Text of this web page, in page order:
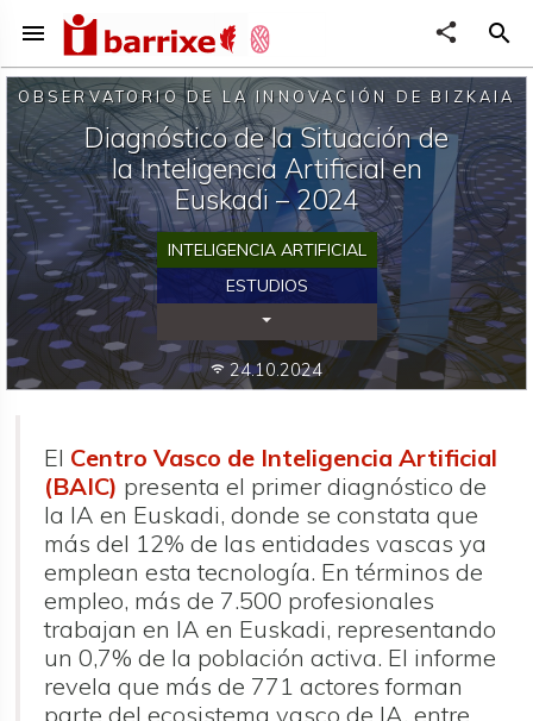
menu share search
OBSERVATORIO DE LA INNOVACIÓN DE BIZKAIA
Diagnóstico de la Situación de
la Inteligencia Artificial en
Euskadi – 2024
INTELIGENCIA ARTIFICIAL
ESTUDIOS
Desplegar Categorías
wifi 24.10.2024
El Centro Vasco de Inteligencia Artificial
(BAIC) presenta el primer diagnóstico de
la IA en Euskadi, donde se constata que
más del 12% de las entidades vascas ya
emplean esta tecnología. En términos de
empleo, más de 7.500 profesionales
trabajan en IA en Euskadi, representando
un 0,7% de la población activa. El informe
revela que más de 771 actores forman
parte del ecosistema vasco de IA, entre